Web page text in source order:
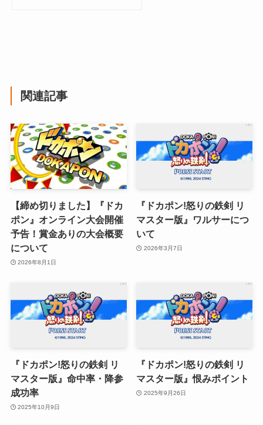
関連記事
【締め切りました】『ドカ
ポン』オンライン大会開催
予告！賞金ありの大会概要
について
2026年8月1日
『ドカポン!怒りの鉄剣 リ
マスター版』ワルサーにつ
いて
2026年3月7日
『ドカポン!怒りの鉄剣 リ
マスター版』命中率・降参
成功率
2025年10月9日
『ドカポン!怒りの鉄剣 リ
マスター版』恨みポイント
2025年9月26日